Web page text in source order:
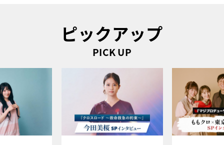
ピックアップ
PICK UP